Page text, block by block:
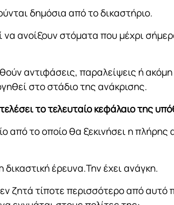
δημόσια από το δικαστήριο.
να ανοίξουν στόματα που μέχρι
αντιφάσεις, παραλείψεις ή ακόμη
στο στάδιο της ανάκρισης.
το τελευταίο κεφάλαιο της
από το οποίο θα ξεκινήσει η
δικαστική έρευνα.Την έχει ανάγκη.
ζητά τίποτε περισσότερο από αυτό